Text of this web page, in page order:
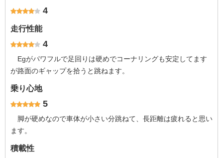
4
走行性能
4
Egがパワフルで足回りは硬めでコーナリングも安定してます
が路面のギャップを拾うと跳ねます。
乗り心地
5
脚が硬めなので車体が小さい分跳ねて、長距離は疲れると思い
ます。
積載性